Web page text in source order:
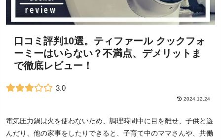
口コミ評判10選。ティファール クックフォ
ーミーはいらない？不満点、デメリットま
で徹底レビュー！
3.0
2024.12.24
電気圧力鍋は火を使わないため、調理時間中に目を離せ、子供と遊
んだり、他の家事をしたりできると、子育て中のママさんや、共働